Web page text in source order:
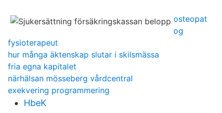
osteopat
og
fysioterapeut
hur många äktenskap slutar i skilsmässa
fria egna kapitalet
närhälsan mösseberg vårdcentral
exekvering programmering
HbeK